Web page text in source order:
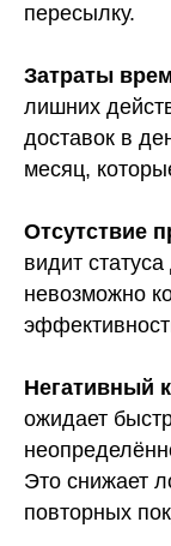
пересылку.
Затраты
лишних
доставок в
месяц,
Отсутствие
видит
невозможно
Негативный
ожидает
Это снижает
повторных